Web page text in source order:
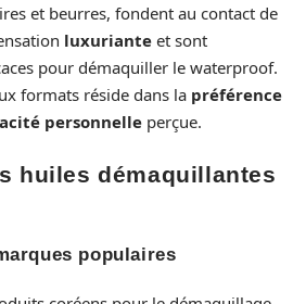
et beurres, fondent au contact de
luxuriante et sont
pour démaquiller le waterproof.
formats réside dans la préférence
personnelle perçue.
huiles démaquillantes
populaires